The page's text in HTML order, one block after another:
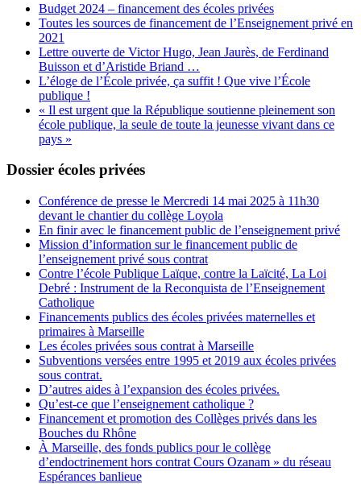
Budget 2024 – financement des écoles privées
Toutes les sources de financement de l’Enseignement privé en
2021
Lettre ouverte de Victor Hugo, Jean Jaurès, de Ferdinand
Buisson et d’Aristide Briand …
L’éloge de l’École privée, ça suffit ! Que vive l’École
publique !
« Il est urgent que la République soutienne pleinement son
école publique, la seule de toute la jeunesse vivant dans ce
pays »
Dossier écoles privées
Conférence de presse le Mercredi 14 mai 2025 à 11h30
devant le chantier du collège Loyola
En finir avec le financement public de l’enseignement privé
Mission d’information sur le financement public de
l’enseignement privé sous contrat
Contre l’école Publique Laïque, contre la Laïcité, La Loi
Debré : Instrument de la Reconquista de l’Enseignement
Catholique
Financements publics des écoles privées maternelles et
primaires à Marseille
Les écoles privées sous contrat à Marseille
Subventions versées entre 1995 et 2019 aux écoles privées
sous contrat.
D’autres aides à l’expansion des écoles privées.
Qu’est-ce que l’enseignement catholique ?
Financement et promotion des Collèges privés dans les
Bouches du Rhône
À Marseille, des fonds publics pour le collège
d’endoctrinement hors contrat Cours Ozanam » du réseau
Espérances banlieue